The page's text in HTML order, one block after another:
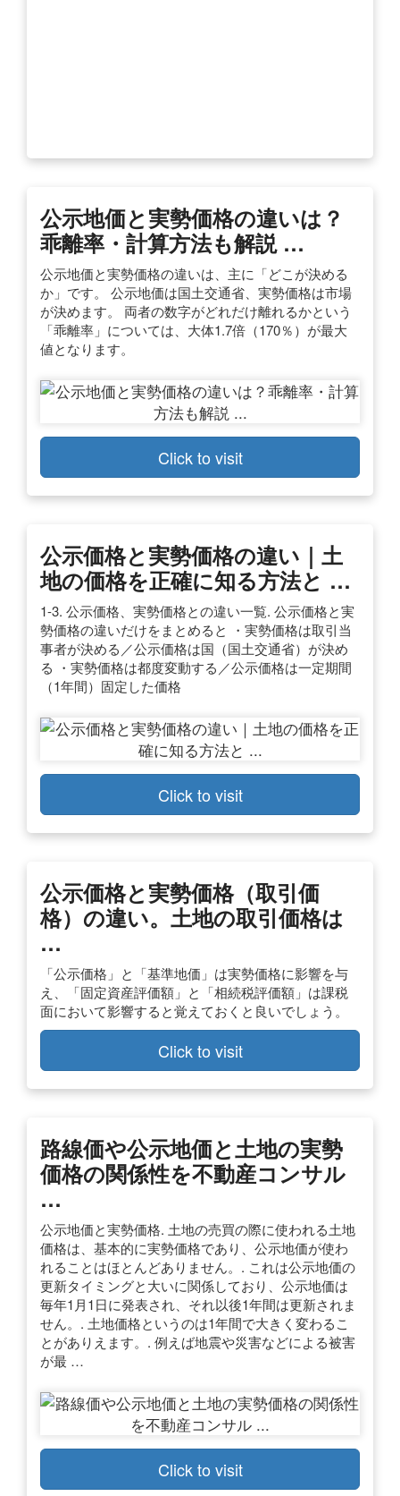
公示地価と実勢価格の違いは？
乖離率・計算方法も解説 …
公示地価と実勢価格の違いは、主に「どこが決める
か」です。 公示地価は国土交通省、実勢価格は市場
が決めます。 両者の数字がどれだけ離れるかという
「乖離率」については、大体1.7倍（170％）が最大
値となります。
Click to visit
公示価格と実勢価格の違い｜土
地の価格を正確に知る方法と …
1-3. 公示価格、実勢価格との違い一覧. 公示価格と実
勢価格の違いだけをまとめると ・実勢価格は取引当
事者が決める／公示価格は国（国土交通省）が決め
る ・実勢価格は都度変動する／公示価格は一定期間
（1年間）固定した価格
Click to visit
公示価格と実勢価格（取引価
格）の違い。土地の取引価格は
…
「公示価格」と「基準地価」は実勢価格に影響を与
え、「固定資産評価額」と「相続税評価額」は課税
面において影響すると覚えておくと良いでしょう。
Click to visit
路線価や公示地価と土地の実勢
価格の関係性を不動産コンサル
…
公示地価と実勢価格. 土地の売買の際に使われる土地
価格は、基本的に実勢価格であり、公示地価が使わ
れることはほとんどありません。. これは公示地価の
更新タイミングと大いに関係しており、公示地価は
毎年1月1日に発表され、それ以後1年間は更新されま
せん。. 土地価格というのは1年間で大きく変わるこ
とがありえます。. 例えば地震や災害などによる被害
が最 …
Click to visit